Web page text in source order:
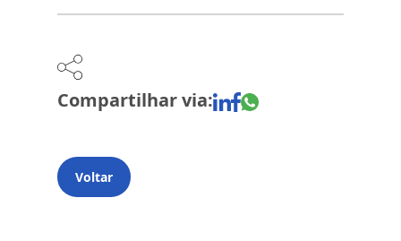
Compartilhar via:
Voltar